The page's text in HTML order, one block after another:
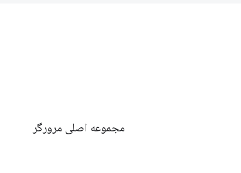
مجموعه اصلی مرورگر